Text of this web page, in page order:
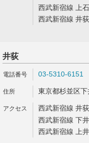
西武新宿線 上
西武新宿線 井
井荻
03-5310-6151
東京都杉並区
西武新宿線 井
西武新宿線 下
西武新宿線 上